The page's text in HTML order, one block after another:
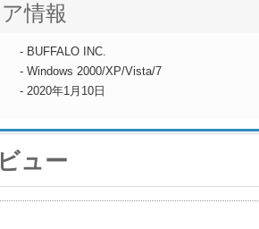
情報
- BUFFALO INC.
- Windows 2000/XP/Vista/7
- 2020年1月10日
ュー